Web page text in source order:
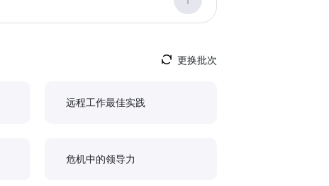
更换批次
远程工作最佳实践
危机中的领导力